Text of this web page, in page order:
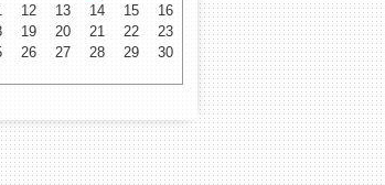
12 13 14 15
16
19 20 21 22
23
26 27 28 29
30